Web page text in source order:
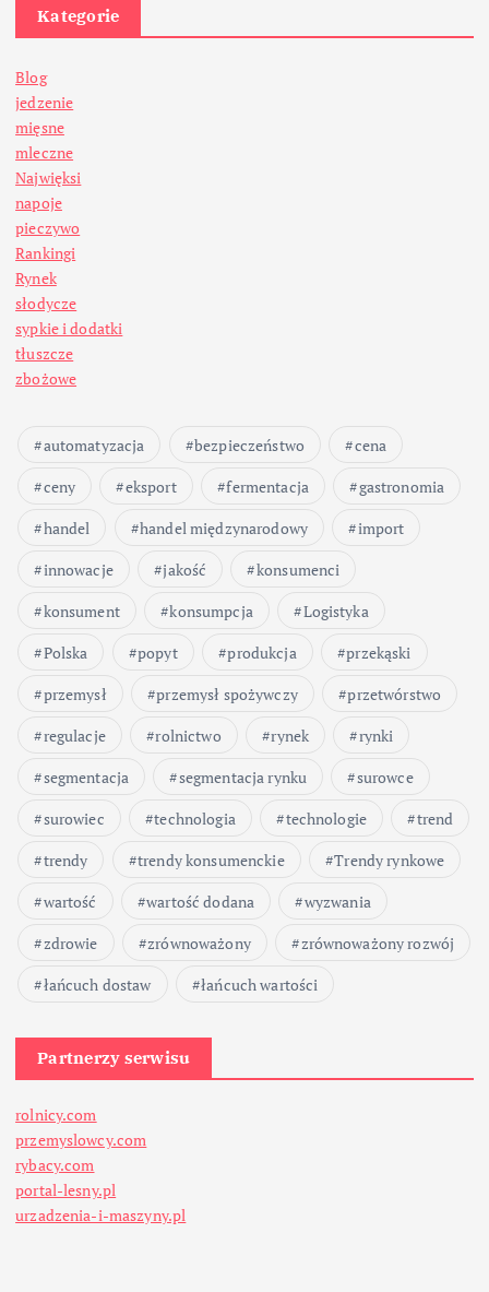
Kategorie
Blog
jedzenie
mięsne
mleczne
Najwięksi
napoje
pieczywo
Rankingi
Rynek
słodycze
sypkie i dodatki
tłuszcze
zbożowe
automatyzacja bezpieczeństwo
cena
ceny
eksport fermentacja
gastronomia
handel
handel międzynarodowy
import
innowacje
jakość
konsumenci
konsument
konsumpcja
Logistyka
Polska
popyt produkcja
przekąski
przemysł
przemysł spożywczy
przetwórstwo
regulacje
rolnictwo rynek
rynki
segmentacja
segmentacja rynku
surowce
surowiec
technologia technologie
trend
trendy
trendy konsumenckie
Trendy rynkowe
wartość
wartość dodana
wyzwania
zdrowie
zrównoważony
zrównoważony rozwój
łańcuch dostaw
łańcuch wartości
Partnerzy serwisu
rolnicy.com
przemyslowcy.com
rybacy.com
portal-lesny.pl
urzadzenia-i-maszyny.pl